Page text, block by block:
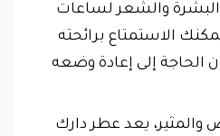
البشرة والشعر لساعات
الاستمتاع برائحته
الحاجة إلى إعادة وضعه
يعد عطر دارك